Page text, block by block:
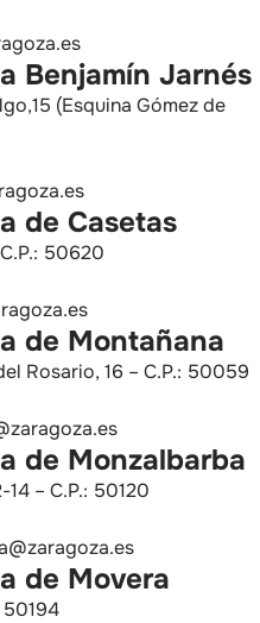
Benjamín Jarnés
(Esquina Gómez de
de Casetas
50620
de Montañana
Rosario, 16 – C.P.: 50059
de Monzalbarba
14 – C.P.: 50120
de Movera
50194